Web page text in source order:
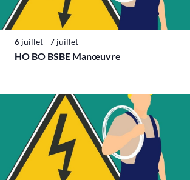
6 juillet-7 juillet
HO BO BSBE Manœuvre